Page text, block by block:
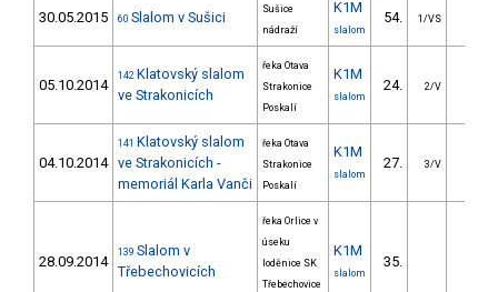
30.05.2015 60 Slalom v Sušici
Sušice
nádraží
K1M
slalom
54. 1/VS
05.10.2014
142 Klatovský slalom
ve Strakonicích
řeka Otava
Strakonice
Poskalí
K1M
slalom
24. 2/V
04.10.2014
141 Klatovský slalom
ve Strakonicích -
memoriál Karla Vanči
řeka Otava
Strakonice
Poskalí
K1M
slalom
27. 3/V
28.09.2014
139 Slalom v
Třebechovicích
řeka Orlice v
úseku
loděnice SK
Třebechovice
K1M
slalom
35.